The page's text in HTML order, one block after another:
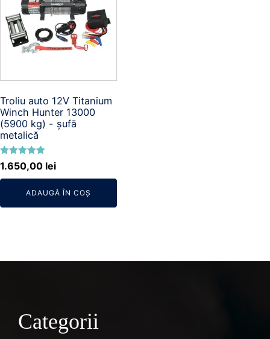
Troliu auto 12V Titanium
Winch Hunter 13000
(5900 kg) - șufă
metalică
Evaluat la
5.00
din 5
1.650,00 lei
ADAUGĂ ÎN COȘ
Categorii